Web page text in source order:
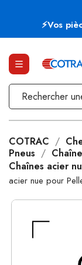
⚡Vos
COTRAC
Pneus
Chaînes acier
acier nue pour